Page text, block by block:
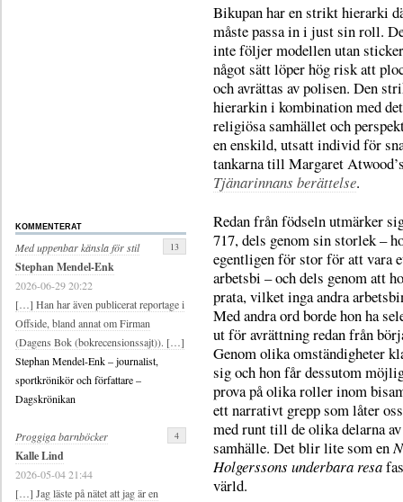
Bikupan har en strikt hierarki
måste passa in i just sin roll.
inte följer modellen utan
något sätt löper hög risk att
och avrättas av polisen. Den
hierarkin i kombination med
religiösa samhället och
en enskild, utsatt individ för
tankarna till Margaret
Tjänarinnans berättelse.
Redan från födseln utmärker
717, dels genom sin storlek –
egentligen för stor för att vara
arbetsbi – och dels genom att
prata, vilket inga andra
Med andra ord borde hon ha
ut för avrättning redan från
Genom olika omständigheter
sig och hon får dessutom
prova på olika roller inom
ett narrativt grepp som låter
med runt till de olika delarna
samhälle. Det blir lite som en
Holgerssons underbara resa
värld.
KOMMENTERAT
Med uppenbar känsla för stil
Stephan Mendel-Enk
2026-06-29 20:22
[…] Han har även publicerat reportage i
Offside, bland annat om Firman
(Dagens Bok (bokrecensionssajt)). […]
Stephan Mendel-Enk – journalist,
sportkrönikör och författare –
Dagskrönikan
13
Proggiga barnböcker
Kalle Lind
2026-05-04 21:44
[…] Jag läste på nätet att jag är en
4